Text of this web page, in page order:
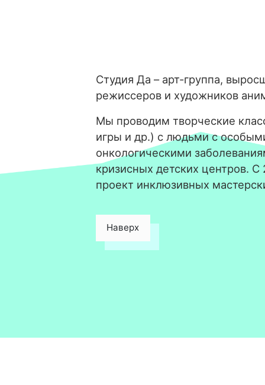
Студия Да – арт-группа,
режиссеров и художников
Мы проводим творческие
игры и др.) с людьми с
онкологическими
кризисных детских центров.
проект инклюзивных
Наверх